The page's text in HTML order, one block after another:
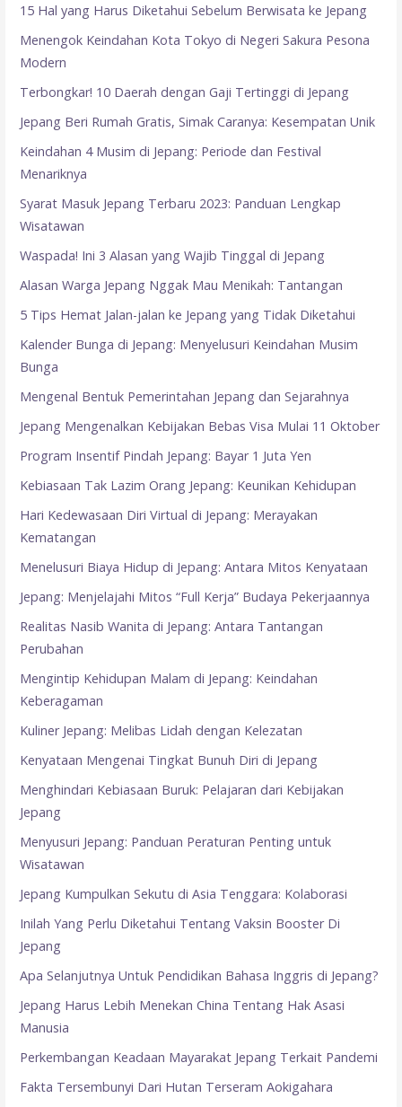
15 Hal yang Harus Diketahui Sebelum Berwisata ke Jepang
Menengok Keindahan Kota Tokyo di Negeri Sakura Pesona
Modern
Terbongkar! 10 Daerah dengan Gaji Tertinggi di Jepang
Jepang Beri Rumah Gratis, Simak Caranya: Kesempatan Unik
Keindahan 4 Musim di Jepang: Periode dan Festival
Menariknya
Syarat Masuk Jepang Terbaru 2023: Panduan Lengkap
Wisatawan
Waspada! Ini 3 Alasan yang Wajib Tinggal di Jepang
Alasan Warga Jepang Nggak Mau Menikah: Tantangan
5 Tips Hemat Jalan-jalan ke Jepang yang Tidak Diketahui
Kalender Bunga di Jepang: Menyelusuri Keindahan Musim
Bunga
Mengenal Bentuk Pemerintahan Jepang dan Sejarahnya
Jepang Mengenalkan Kebijakan Bebas Visa Mulai 11 Oktober
Program Insentif Pindah Jepang: Bayar 1 Juta Yen
Kebiasaan Tak Lazim Orang Jepang: Keunikan Kehidupan
Hari Kedewasaan Diri Virtual di Jepang: Merayakan
Kematangan
Menelusuri Biaya Hidup di Jepang: Antara Mitos Kenyataan
Jepang: Menjelajahi Mitos “Full Kerja” Budaya Pekerjaannya
Realitas Nasib Wanita di Jepang: Antara Tantangan
Perubahan
Mengintip Kehidupan Malam di Jepang: Keindahan
Keberagaman
Kuliner Jepang: Melibas Lidah dengan Kelezatan
Kenyataan Mengenai Tingkat Bunuh Diri di Jepang
Menghindari Kebiasaan Buruk: Pelajaran dari Kebijakan
Jepang
Menyusuri Jepang: Panduan Peraturan Penting untuk
Wisatawan
Jepang Kumpulkan Sekutu di Asia Tenggara: Kolaborasi
Inilah Yang Perlu Diketahui Tentang Vaksin Booster Di
Jepang
Apa Selanjutnya Untuk Pendidikan Bahasa Inggris di Jepang?
Jepang Harus Lebih Menekan China Tentang Hak Asasi
Manusia
Perkembangan Keadaan Mayarakat Jepang Terkait Pandemi
Fakta Tersembunyi Dari Hutan Terseram Aokigahara